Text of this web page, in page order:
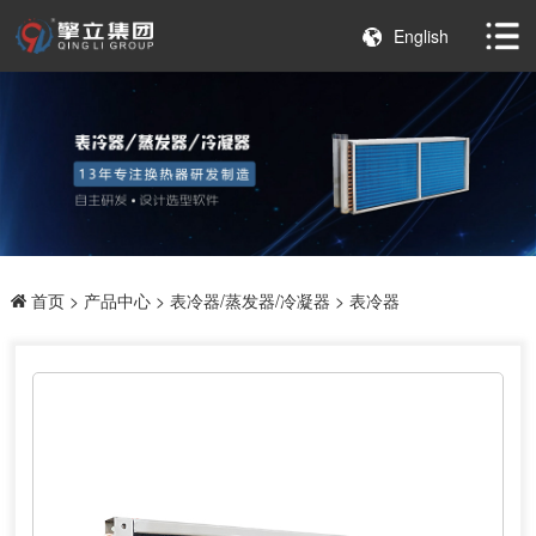
English
首页> 产品中心> 表冷器/蒸发器/冷凝器 > 表冷器